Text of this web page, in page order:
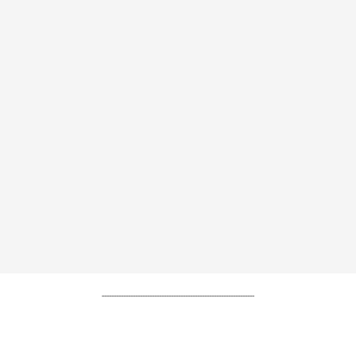
----------------------------------------------------------------